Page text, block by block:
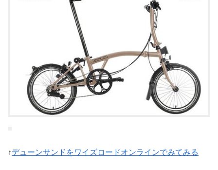
↑デューンサンドをワイズロードオンラインでみてみる